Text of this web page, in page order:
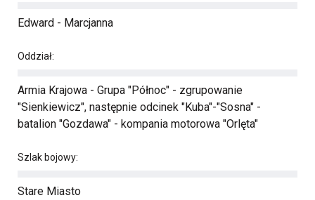
Edward - Marcjanna
Oddział:
Armia Krajowa - Grupa "Północ" - zgrupowanie
"Sienkiewicz", następnie odcinek "Kuba"-"Sosna" -
batalion "Gozdawa" - kompania motorowa "Orlęta"
Szlak bojowy:
Stare Miasto